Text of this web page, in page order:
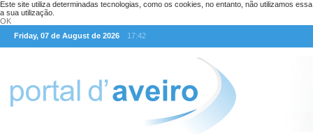
Este site utiliza determinadas tecnologias, como os cookies, no entanto, não utilizamos
a sua utilização.
OK
Friday, 07 de August de 2026
17:42